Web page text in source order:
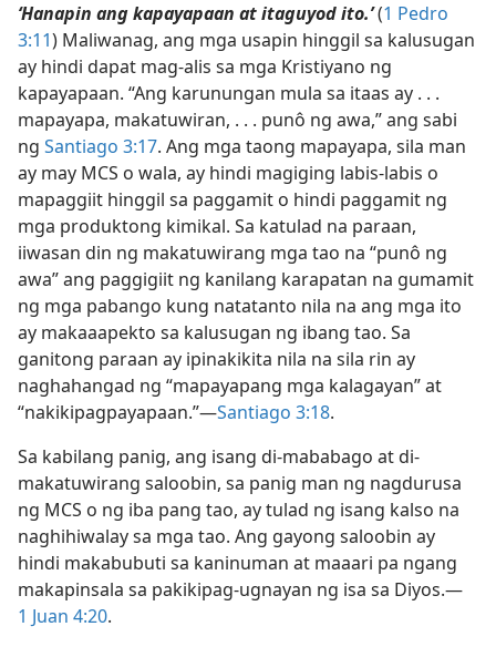
‘Hanapin ang kapayapaan at itaguyod ito.’(1 Pedro
3:11) Maliwanag, ang mga usapin hinggil sa kalusugan
ay hindi dapat mag-alis sa mga Kristiyano ng
kapayapaan. “Ang karunungan mula sa itaas ay . . .
mapayapa, makatuwiran, . . . punô ng awa,” ang sabi
ng Santiago 3:17. Ang mga taong mapayapa, sila man
ay may MCS o wala, ay hindi magiging labis-labis o
mapaggiit hinggil sa paggamit o hindi paggamit ng
mga produktong kimikal. Sa katulad na paraan,
iiwasan din ng makatuwirang mga tao na “punô ng
awa” ang paggigiit ng kanilang karapatan na gumamit
ng mga pabango kung natatanto nila na ang mga ito
ay makaaapekto sa kalusugan ng ibang tao. Sa
ganitong paraan ay ipinakikita nila na sila rin ay
naghahangad ng “mapayapang mga kalagayan” at
“nakikipagpayapaan.”​—Santiago 3:18.
Sa kabilang panig, ang isang di-mababago at di-
makatuwirang saloobin, sa panig man ng nagdurusa
ng MCS o ng iba pang tao, ay tulad ng isang kalso na
naghihiwalay sa mga tao. Ang gayong saloobin ay
hindi makabubuti sa kaninuman at maaari pa ngang
makapinsala sa pakikipag-ugnayan ng isa sa Diyos.​—
1 Juan 4:20.